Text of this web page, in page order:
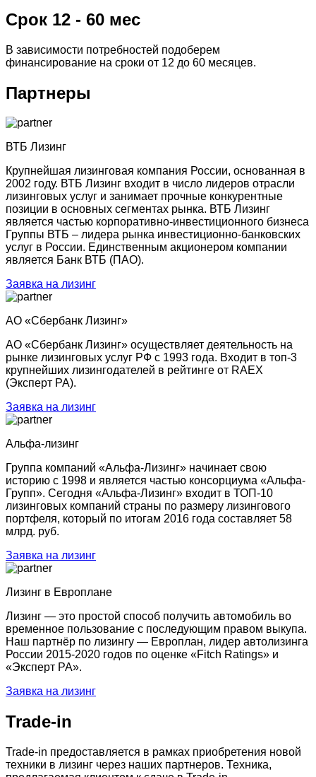
Срок 12 - 60 мес
В зависимости потребностей подоберем
финансирование на сроки от 12 до 60 месяцев.
Партнеры
ВТБ Лизинг
Крупнейшая лизинговая компания России, основанная в
2002 году. ВТБ Лизинг входит в число лидеров отрасли
лизинговых услуг и занимает прочные конкурентные
позиции в основных сегментах рынка. ВТБ Лизинг
является частью корпоративно-инвестиционного бизнеса
Группы ВТБ – лидера рынка инвестиционно-банковских
услуг в России. Единственным акционером компании
является Банк ВТБ (ПАО).
Заявка на лизинг
АО «Сбербанк Лизинг»
АО «Сбербанк Лизинг» осуществляет деятельность на
рынке лизинговых услуг РФ с 1993 года. Входит в топ-3
крупнейших лизингодателей в рейтинге от RAEX
(Эксперт РА).
Заявка на лизинг
Альфа-лизинг
Группа компаний «Альфа-Лизинг» начинает свою
историю с 1998 и является частью консорциума «Альфа-
Групп». Сегодня «Альфа-Лизинг» входит в ТОП-10
лизинговых компаний страны по размеру лизингового
портфеля, который по итогам 2016 года составляет 58
млрд. руб.
Заявка на лизинг
Лизинг в Европлане
Лизинг — это простой способ получить автомобиль во
временное пользование с последующим правом выкупа.
Наш партнёр по лизингу — Европлан, лидер автолизинга
России 2015-2020 годов по оценке «Fitch Ratings» и
«Эксперт РА».
Заявка на лизинг
Trade-in
Trade-in предоставляется в рамках приобретения новой
техники в лизинг через наших партнеров. Техника,